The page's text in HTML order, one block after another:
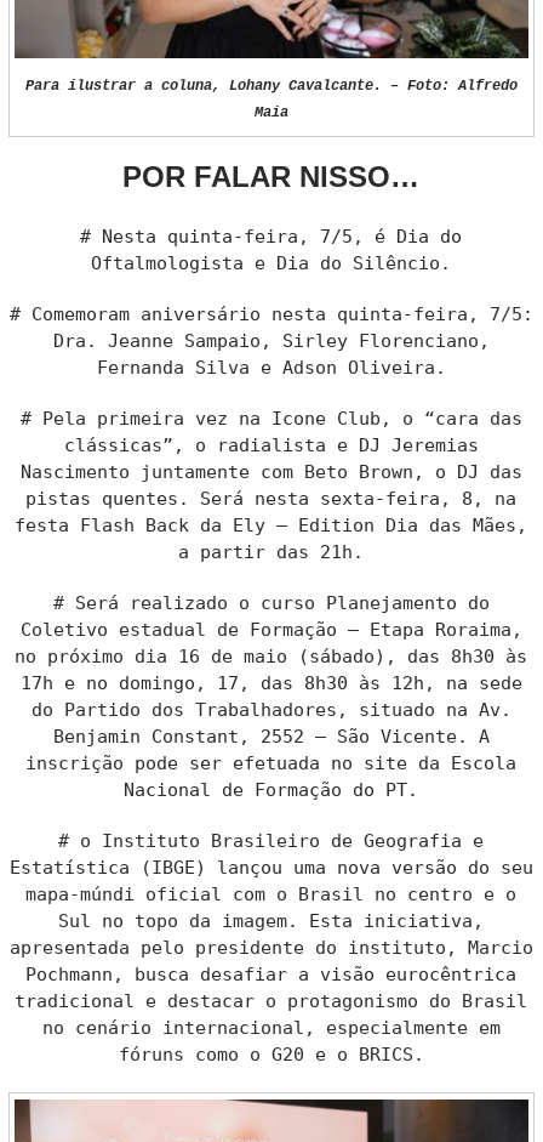
Para ilustrar a coluna, Lohany Cavalcante. – Foto: Alfredo
Maia
POR FALAR NISSO…
# Nesta quinta-feira, 7/5, é Dia do
Oftalmologista e Dia do Silêncio.
# Comemoram aniversário nesta quinta-feira, 7/5:
Dra. Jeanne Sampaio, Sirley Florenciano,
Fernanda Silva e Adson Oliveira.
# Pela primeira vez na Icone Club, o “cara das
clássicas”, o radialista e DJ Jeremias
Nascimento juntamente com Beto Brown, o DJ das
pistas quentes. Será nesta sexta-feira, 8, na
festa Flash Back da Ely – Edition Dia das Mães,
a partir das 21h.
# Será realizado o curso Planejamento do
Coletivo estadual de Formação – Etapa Roraima,
no próximo dia 16 de maio (sábado), das 8h30 às
17h e no domingo, 17, das 8h30 às 12h, na sede
do Partido dos Trabalhadores, situado na Av.
Benjamin Constant, 2552 – São Vicente. A
inscrição pode ser efetuada no site da Escola
Nacional de Formação do PT.
# o Instituto Brasileiro de Geografia e
Estatística (IBGE) lançou uma nova versão do seu
mapa-múndi oficial com o Brasil no centro e o
Sul no topo da imagem. Esta iniciativa,
apresentada pelo presidente do instituto, Marcio
Pochmann, busca desafiar a visão eurocêntrica
tradicional e destacar o protagonismo do Brasil
no cenário internacional, especialmente em
fóruns como o G20 e o BRICS.